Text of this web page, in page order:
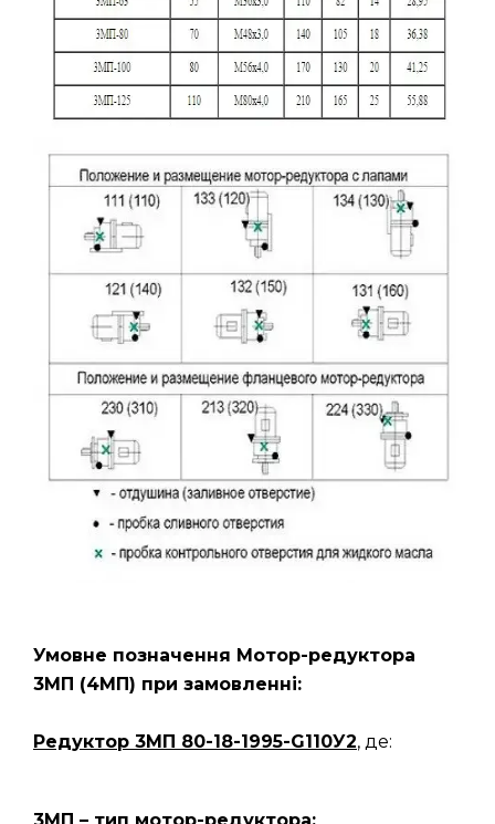
Умовне позначення Мотор-редуктора
3МП (4МП) при замовленні:
Редуктор 3МП 80-18-1995-G110У2, де: